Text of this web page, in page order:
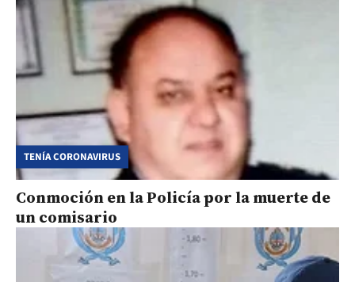
TENÍA CORONAVIRUS
Conmoción en la Policía por la muerte de
un comisario